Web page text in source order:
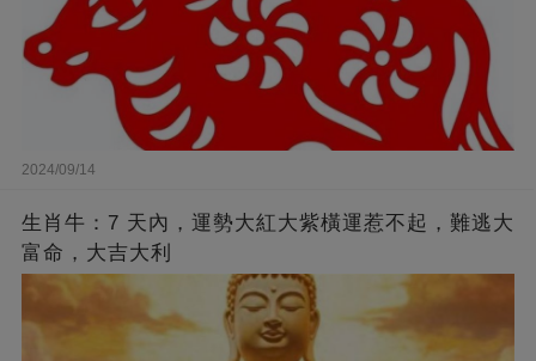
2024/09/14
生肖牛：7 天內，運勢大紅大紫橫運惹不起，難逃大
富命，大吉大利